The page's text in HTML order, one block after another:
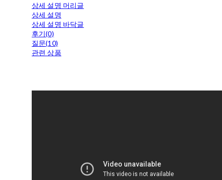
상세 설명 머리글
상세 설명
상세 설명 바닥글
후기(0)
질문(10)
관련 상품